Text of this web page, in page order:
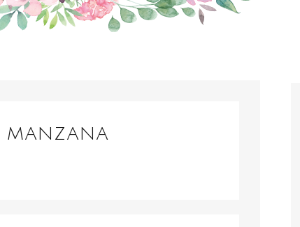
MANZANA